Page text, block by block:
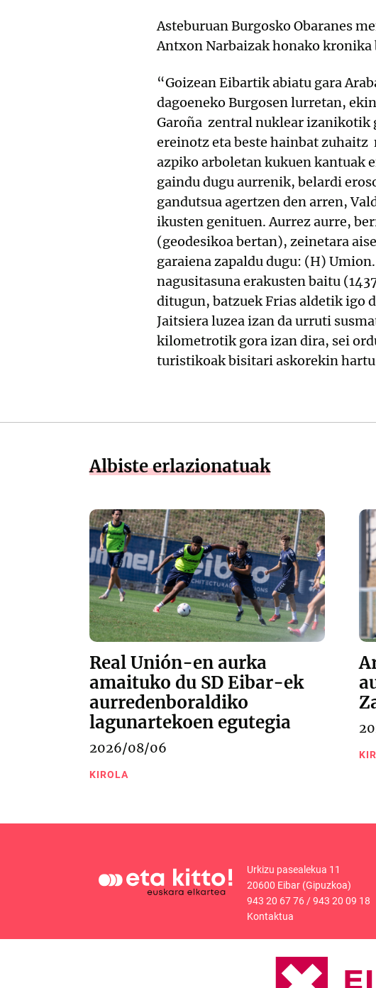
Asteburuan Burgosko Obaranes
Antxon Narbaizak honako kronika
“Goizean Eibartik abiatu gara
dagoeneko Burgosen lurretan,
Garoña zentral nuklear izanikotik
ereinotz eta beste hainbat zuhaitz
azpiko arboletan kukuen kantuak
gaindu dugu aurrenik, belardi
gandutsua agertzen den arren,
ikusten genituen. Aurrez aurre,
(geodesikoa bertan), zeinetara
garaiena zapaldu dugu: (H)
nagusitasuna erakusten baitu
ditugun, batzuek Frias aldetik igo
Jaitsiera luzea izan da urruti
kilometrotik gora izan dira, sei
turistikoak bisitari askorekin
Albiste erlazionatuak
Real Unión-en aurka
amaituko du SD Eibar-ek
aurredenboraldiko
lagunartekoen egutegia
2026/08/06
KIROLA
Urkizu pasealekua 11
20600 Eibar (Gipuzkoa)
943 20 67 76/943 20 09 18
Kontaktua